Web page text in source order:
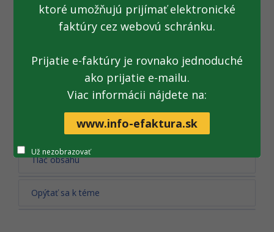
Fotogaléria k TS z 29.03.2016: Na hraniciach sa pašovalo aj
cez veľkonočné sviatky
Všetky fotogalérie
Tlač obsahu
Opýtať sa k téme
ktoré umožňujú prijímať elektronické
faktúry cez webovú schránku.
Prijatie e-faktúry je rovnako jednoduché
ako prijatie e-mailu.
Viac informácii nájdete na:
www.info-efaktura.sk
Už nezobrazovať